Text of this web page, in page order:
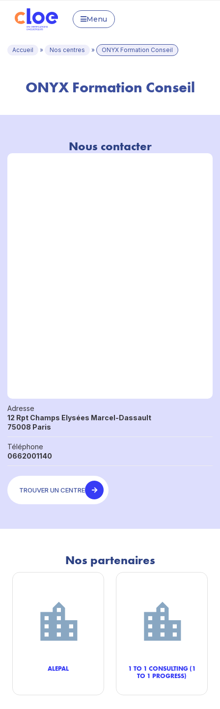
Menu
Accueil » Nos centres » ONYX Formation Conseil
ONYX Formation Conseil
Nous contacter
Adresse
12 Rpt Champs Elysées Marcel-Dassault
75008 Paris
Téléphone
0662001140
TROUVER UN CENTRE
Nos partenaires
ALEPAL
1 TO 1 CONSULTING (1
TO 1 PROGRESS)